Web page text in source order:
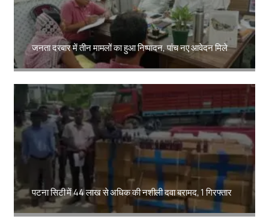
जनता दरबार में तीन मामलों का हुआ निष्पादन, पांच नए आवेदन मिले
Amit Lekh
पटना सिटी में 44 लाख से अधिक की नशीली दवा बरामद, 1 गिरफ्तार
Amit Lekh